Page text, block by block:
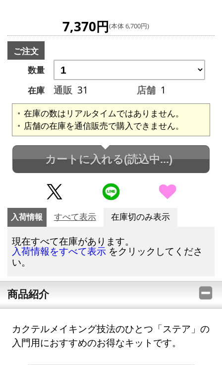
7,370円(本体 6,700円)
ご注文
数量
在庫
通販 31 店舗 1
在庫の数はリアルタイムではありません。
店舗の在庫を通信販売で購入できません。
カートに入れる(読込中...)
入荷情報 すべて表示 在庫切のみ表示
現在すべて在庫があります。
入荷情報をすべて表示 をクリックしてくださ
い。
商品紹介
カクテルメイキング技法のひとつ「ステア」の
入門用におすすめのお得なキットです。